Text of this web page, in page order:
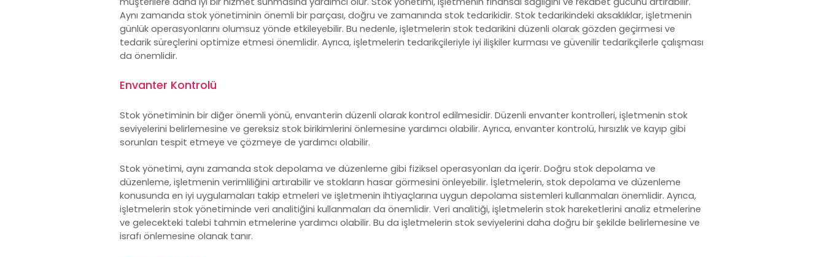
Aynı zamanda stok yönetiminin önemli bir parçası, doğru ve zamanında stok tedarikidir. Stok tedarikindeki aksaklıklar, işletmenin
günlük operasyonlarını olumsuz yönde etkileyebilir. Bu nedenle, işletmelerin stok tedarikini düzenli olarak gözden geçirmesi ve
tedarik süreçlerini optimize etmesi önemlidir. Ayrıca, işletmelerin tedarikçileriyle iyi ilişkiler kurması ve güvenilir tedarikçilerle çalışması
da önemlidir.
Envanter Kontrolü
Stok yönetiminin bir diğer önemli yönü, envanterin düzenli olarak kontrol edilmesidir. Düzenli envanter kontrolleri, işletmenin stok
seviyelerini belirlemesine ve gereksiz stok birikimlerini önlemesine yardımcı olabilir. Ayrıca, envanter kontrolü, hırsızlık ve kayıp gibi
sorunları tespit etmeye ve çözmeye de yardımcı olabilir.
Stok yönetimi, aynı zamanda stok depolama ve düzenleme gibi fiziksel operasyonları da içerir. Doğru stok depolama ve
düzenleme, işletmenin verimliliğini artırabilir ve stokların hasar görmesini önleyebilir. İşletmelerin, stok depolama ve düzenleme
konusunda en iyi uygulamaları takip etmeleri ve işletmenin ihtiyaçlarına uygun depolama sistemleri kullanmaları önemlidir. Ayrıca,
işletmelerin stok yönetiminde veri analitiğini kullanmaları da önemlidir. Veri analitiği, işletmelerin stok hareketlerini analiz etmelerine
ve gelecekteki talebi tahmin etmelerine yardımcı olabilir. Bu da işletmelerin stok seviyelerini daha doğru bir şekilde belirlemesine ve
israfı önlemesine olanak tanır.